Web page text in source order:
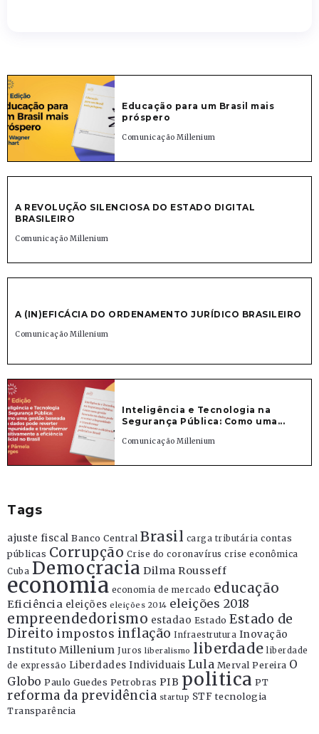
Educação para um Brasil mais
próspero
Comunicação Millenium
A REVOLUÇÃO SILENCIOSA DO ESTADO DIGITAL
BRASILEIRO
Comunicação Millenium
A (IN)EFICÁCIA DO ORDENAMENTO JURÍDICO BRASILEIRO
Comunicação Millenium
Inteligência e Tecnologia na
Segurança Pública: Como uma...
Comunicação Millenium
Tags
ajuste fiscal Banco Central Brasil carga tributária contas
públicas Corrupção Crise do coronavírus crise econômica
Cuba Democracia Dilma Rousseff
economia economia de mercado educação
Eficiência eleições eleições 2014 eleições 2018
empreendedorismo estadao Estado Estado de
Direito impostos inflação Infraestrutura Inovação
Instituto Millenium Juros liberalismo liberdade liberdade
de expressão Liberdades Individuais Lula Merval Pereira O
Globo Paulo Guedes Petrobras PIB politica PT
reforma da previdência startup STF tecnologia
Transparência